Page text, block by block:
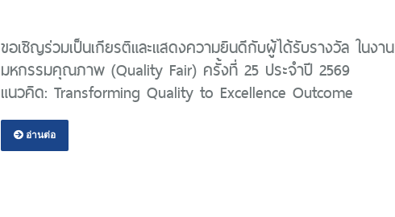
ขอเชิญร่วมเป็นเกียรติและแสดงความยินดีกับผู้ได้รับรางวัล ในงาน
มหกรรมคุณภาพ (Quality Fair) ครั้งที่ 25 ประจำปี 2569
แนวคิด: Transforming Quality to Excellence Outcome
อ่านต่อ